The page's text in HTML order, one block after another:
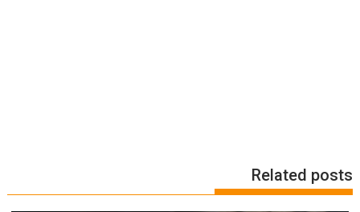
Related posts